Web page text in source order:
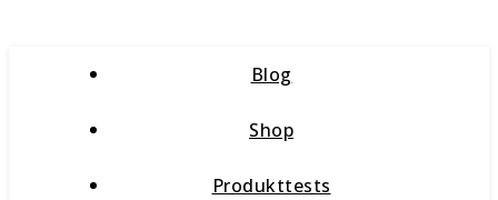
Blog
Shop
Produkttests